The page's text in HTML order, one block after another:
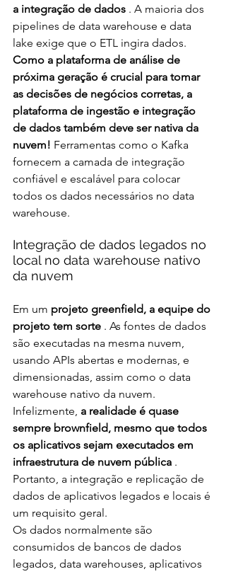
a integração de dados . A maioria dos
pipelines de data warehouse e data
lake exige que o ETL ingira dados.
Como a plataforma de análise de
próxima geração é crucial para tomar
as decisões de negócios corretas, a
plataforma de ingestão e integração
de dados também deve ser nativa da
nuvem! Ferramentas como o Kafka
fornecem a camada de integração
confiável e escalável para colocar
todos os dados necessários no data
warehouse.
Integração de dados legados no
local no data warehouse nativo
da nuvem
Em um projeto greenfield, a equipe do
projeto tem sorte . As fontes de dados
são executadas na mesma nuvem,
usando APIs abertas e modernas, e
dimensionadas, assim como o data
warehouse nativo da nuvem.
Infelizmente, a realidade é quase
sempre brownfield, mesmo que todos
os aplicativos sejam executados em
infraestrutura de nuvem pública .
Portanto, a integração e replicação de
dados de aplicativos legados e locais é
um requisito geral.
Os dados normalmente são
consumidos de bancos de dados
legados, data warehouses, aplicativos